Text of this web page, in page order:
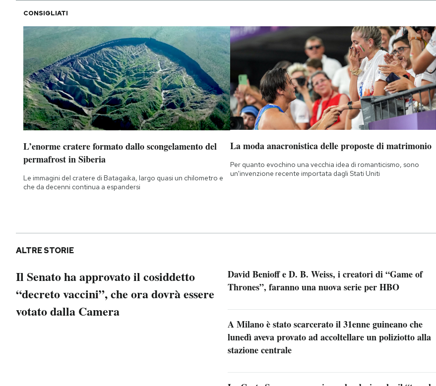
I MIEI PREFERITI
SHOP
CALENDARIO
AREA PERSONALE
Area Personale
Newsletter
Regala il Post
CONSIGLIATI
L’enorme cratere formato dallo scongelamento del
permafrost in Siberia
Le immagini del cratere di Batagaika, largo quasi un chilometro e
che da decenni continua a espandersi
La moda anacronistica delle proposte di matrimonio
Per quanto evochino una vecchia idea di romanticismo, sono
un'invenzione recente importata dagli Stati Uniti
ALTRE STORIE
Il Senato ha approvato il cosiddetto
“decreto vaccini”, che ora dovrà essere
votato dalla Camera
David Benioff e D. B. Weiss, i creatori di “Game of
Thrones”, faranno una nuova serie per HBO
A Milano è stato scarcerato il 31enne guineano che
lunedì aveva provato ad accoltellare un poliziotto alla
stazione centrale